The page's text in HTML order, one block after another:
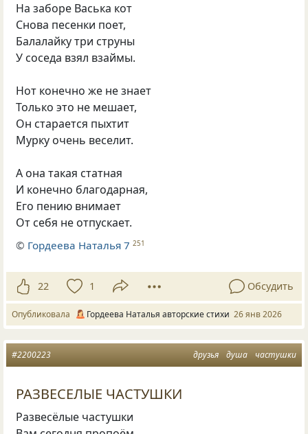
На заборе Васька кот
Снова песенки поет,
Балалайку три струны
У соседа взял взаймы.
Нот конечно же не знает
Только это не мешает,
Он старается пыхтит
Мурку очень веселит.
А она такая статная
И конечно благодарная,
Его пению внимает
От себя не отпускает.
© Гордеева Наталья 7 251
22 1 Обсудить
Опубликовала Гордеева Наталья авторские стихи 26 янв 2026
друзья душа частушки
#2200223
РАЗВЕСЕЛЫЕ ЧАСТУШКИ
Развесёлые частушки